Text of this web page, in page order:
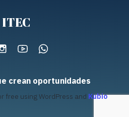
ITEC
crean oportunidades
free using WordPress and Kubio